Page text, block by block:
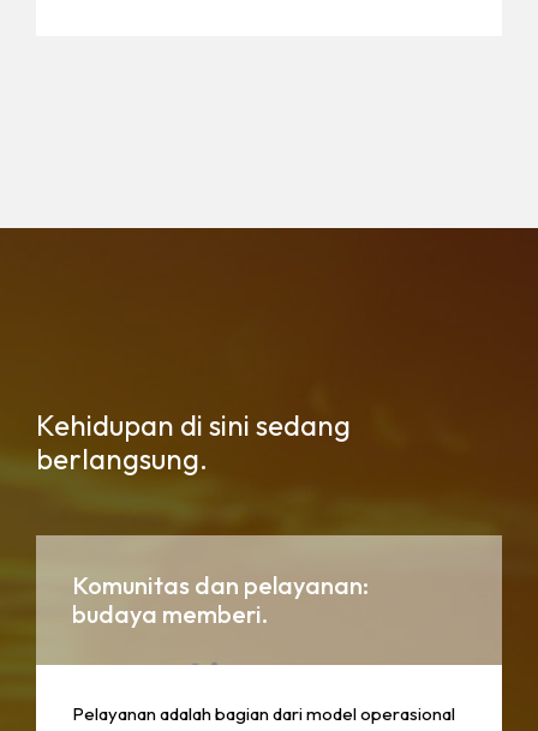
Kehidupan di sini sedang
berlangsung.
Komunitas dan pelayanan:
budaya memberi.
Pelayanan adalah bagian dari model operasional